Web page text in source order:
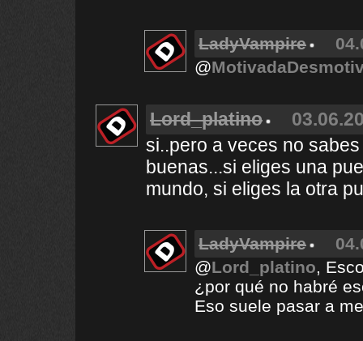
LadyVampire
@
Lord_platino
si..pero a veces no
buenas...si eliges una
mundo, si eliges la otra
LadyVampire
@Lord_platino,
¿por qué no habré
Eso suele pasar a